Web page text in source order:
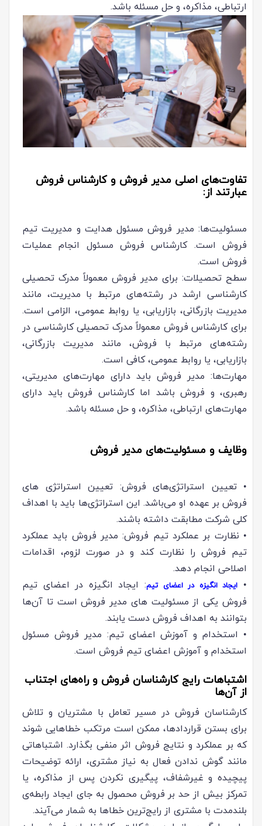
ارتباطی، مذاکره، و حل مسئله باشد.
تفاوت‌های اصلی مدیر فروش و کارشناس فروش
عبارتند از:
مسئولیت‌ها: مدیر فروش مسئول هدایت و مدیریت تیم
فروش است. کارشناس فروش مسئول انجام عملیات
فروش است.
سطح تحصیلات: برای مدیر فروش معمولاً مدرک تحصیلی
کارشناسی ارشد در رشته‌های مرتبط با مدیریت، مانند
مدیریت بازرگانی، بازاریابی، یا روابط عمومی، الزامی است.
برای کارشناس فروش معمولاً مدرک تحصیلی کارشناسی در
رشته‌های مرتبط با فروش، مانند مدیریت بازرگانی،
بازاریابی، یا روابط عمومی، کافی است.
مهارت‌ها: مدیر فروش باید دارای مهارت‌های مدیریتی،
رهبری، و فروش باشد اما کارشناس فروش باید دارای
مهارت‌های ارتباطی، مذاکره، و حل مسئله باشد.
وظایف و مسئولیت‌های مدیر فروش
• تعیین استراتژی‌های فروش: تعیین استراتژی های
فروش بر عهده او می‌باشد. این استراتژی‌ها باید با اهداف
کلی شرکت مطابقت داشته باشند.
• نظارت بر عملکرد تیم فروش: مدیر فروش باید عملکرد
تیم فروش را نظارت کند و در صورت لزوم، اقدامات
اصلاحی انجام دهد.
•
ایجاد انگیزه در اعضای تیم: ایجاد انگیزه در اعضای تیم
فروش یکی از مسئولیت های مدیر فروش است تا آن‌ها
بتوانند به اهداف فروش دست یابند.
• استخدام و آموزش اعضای تیم: مدیر فروش مسئول
استخدام و آموزش اعضای تیم فروش است.
اشتباهات رایج کارشناسان فروش و راه‌های اجتناب
از آن‌ها
کارشناسان فروش در مسیر تعامل با مشتریان و تلاش
برای بستن قراردادها، ممکن است مرتکب خطاهایی شوند
که بر عملکرد و نتایج فروش اثر منفی بگذارد. اشتباهاتی
مانند گوش ندادن فعال به نیاز مشتری، ارائه توضیحات
پیچیده و غیرشفاف، پیگیری نکردن پس از مذاکره، یا
تمرکز بیش از حد بر فروش محصول به جای ایجاد رابطه‌ی
بلندمدت با مشتری از رایج‌ترین خطاها به شمار می‌آیند.